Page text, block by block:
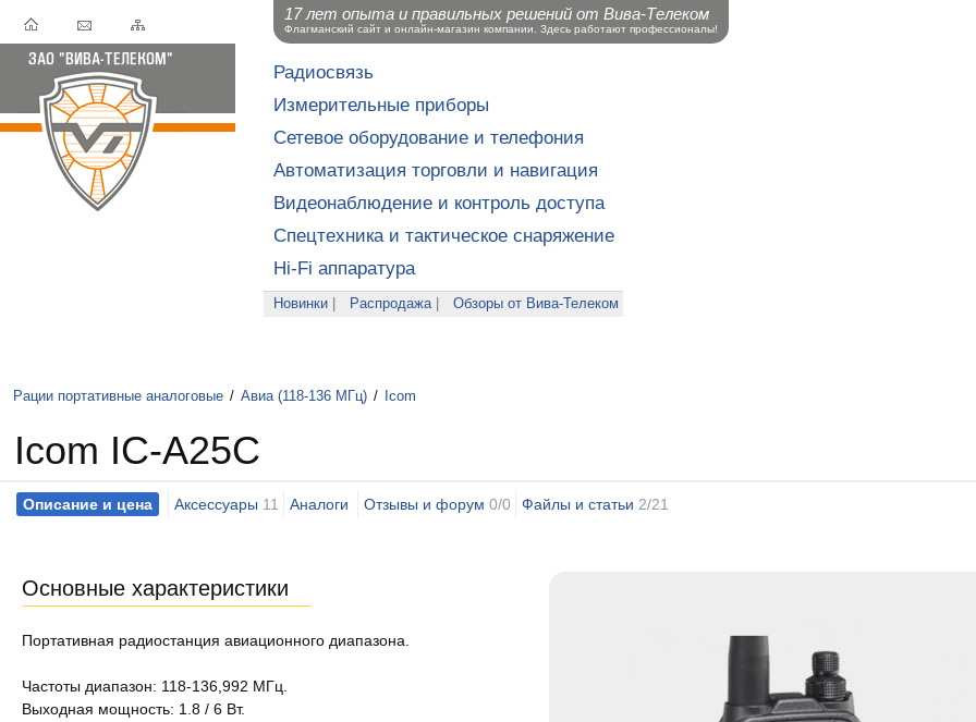
Радиосвязь
Измерительные приборы
Сетевое оборудование и телефония
Автоматизация торговли и навигация
Видеонаблюдение и контроль доступа
Спецтехника и тактическое снаряжение
Hi-Fi аппаратура
Новинки Распродажа| Обзоры от Вива-Телеком
Рации портативные аналоговые / Авиа (118-136 МГц) / Icom
Icom IC-A25C
Описание и цена Аксессуары 11 Аналоги Отзывы и форум 0/0 Файлы и статьи 2/21
Основные характеристики
Портативная радиостанция авиационного диапазона.
Частоты диапазон: 118-136,992 МГц.
Выходная мощность: 1.8 / 6 Вт.
17 лет опыта и правильных решений от Вива-Телеком
Флагманский сайт и онлайн-магазин компании. Здесь работают профессионалы!